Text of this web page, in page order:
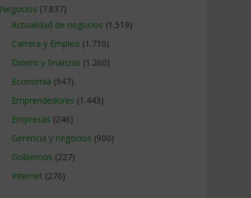
Negocios (7.837)
Actualidad de negocios (1.519)
Carrera y Empleo (1.710)
Dinero y finanzas (1.260)
Economía (947)
Emprendedores (1.443)
Empresas (246)
Gerencia y negocios (900)
Gobiernos (227)
Internet (276)